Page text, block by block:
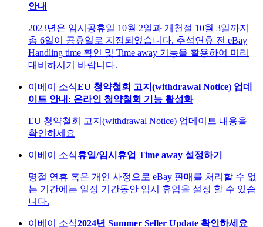
안내
2023년은 임시공휴일 10월 2일과 개천절 10월 3일까지
총 6일이 공휴일로 지정되었습니다. 추석연휴 전 eBay
Handling time 확인 및 Time away 기능을 활용하여 미리
대비하시기 바랍니다.
이베이 소식EU 청약철회 고지(withdrawal Notice) 업데
이트 안내: 온라인 청약철회 기능 활성화
EU 청약철회 고지(withdrawal Notice) 업데이트 내용을
확인하세요
이베이 소식휴일/임시휴업 Time away 설정하기
명절 연휴 혹은 개인 사정으로 eBay 판매를 처리할 수 없
는 기간에는 일정 기간동안 임시 휴업을 설정 할 수 있습
니다.
이베이 소식2024년 Summer Seller Update 확인하세요